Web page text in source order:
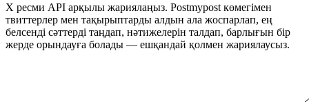
X ресми API арқылы жариялаңыз. Postmypost көмегімен
твиттерлер мен тақырыптарды алдын ала жоспарлап, ең
белсенді сәттерді таңдап, нәтижелерін талдап, барлығын бір
жерде орындауға болады — ешқандай қолмен жариялаусыз.